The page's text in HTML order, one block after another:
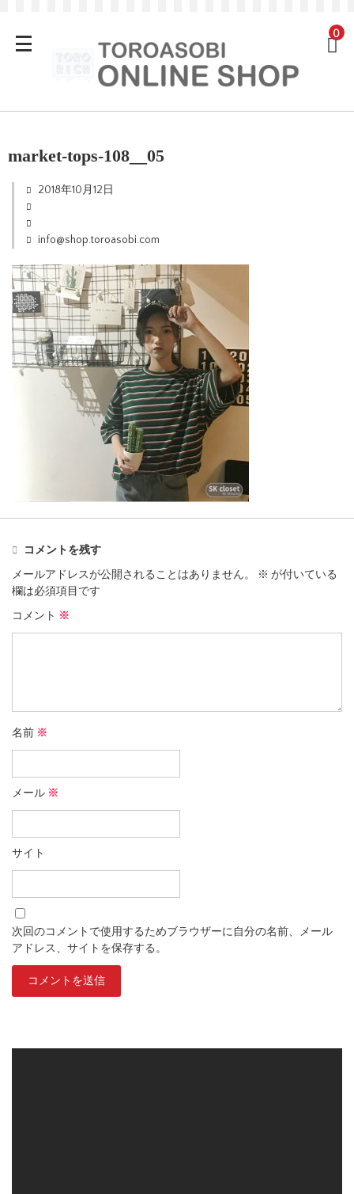
0
market-tops-108__05
2018年10月12日
info@shop.toroasobi.com
コメントを残す
メールアドレスが公開されることはありません。
※ が付いている
欄は必須項目です
コメント ※
名前 ※
メール ※
サイト
次回のコメントで使用するためブラウザーに自分の名前、メール
アドレス、サイトを保存する。